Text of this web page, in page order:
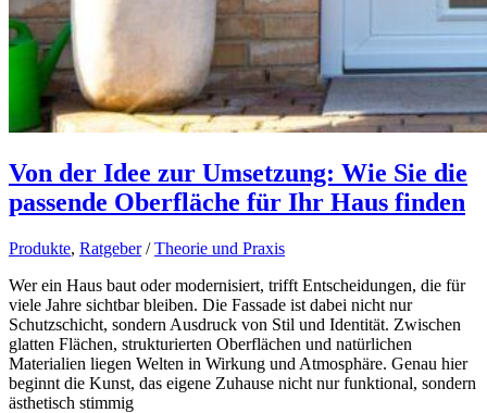
Von der Idee zur Umsetzung: Wie Sie die
passende Oberfläche für Ihr Haus finden
Produkte, Ratgeber/Theorie und Praxis
Wer ein Haus baut oder modernisiert, trifft Entscheidungen, die für
viele Jahre sichtbar bleiben. Die Fassade ist dabei nicht nur
Schutzschicht, sondern Ausdruck von Stil und Identität. Zwischen
glatten Flächen, strukturierten Oberflächen und natürlichen
Materialien liegen Welten in Wirkung und Atmosphäre. Genau hier
beginnt die Kunst, das eigene Zuhause nicht nur funktional, sondern
ästhetisch stimmig